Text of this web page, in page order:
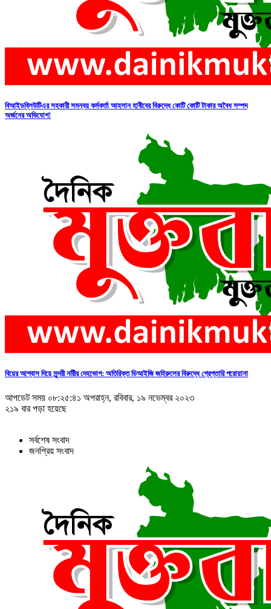
বিআইডব্লিউটিএর সহকারী সমন্বয় কর্মকর্তা আহসান হাবীবের বিরুদ্ধে কোটি কোটি টাকার অবৈধ সম্পদ
অর্জনের অভিযোগ!
বিয়ের আশ্বাস দিয়ে সুন্দরী নরিীর দেহভোগ: অতিরিক্ত ডিআইজি জহিরুলের বিরুদ্ধে গ্রেপ্তারি পরোয়ানা
আপডেট সময় ০৮:২৫:৪১ অপরাহ্ন, রবিবার, ১৯ নভেম্বর ২০২৩
২১৯ বার পড়া হয়েছে
সর্বশেষ সংবাদ
জনপ্রিয় সংবাদ